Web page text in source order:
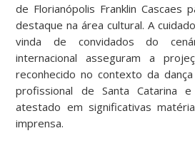
de Florianópolis Franklin Cascaes
destaque na área cultural. A
vinda de convidados do
internacional asseguram a
reconhecido no contexto da
profissional de Santa Catarina
atestado em significativas
imprensa.